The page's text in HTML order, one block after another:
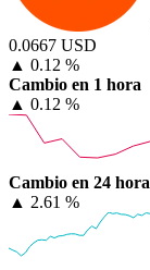
0.0667 USD
▲ 0.12 %
Cambio en 1 hora
▲ 0.12 %
Cambio en 24 hora
▲ 2.61 %